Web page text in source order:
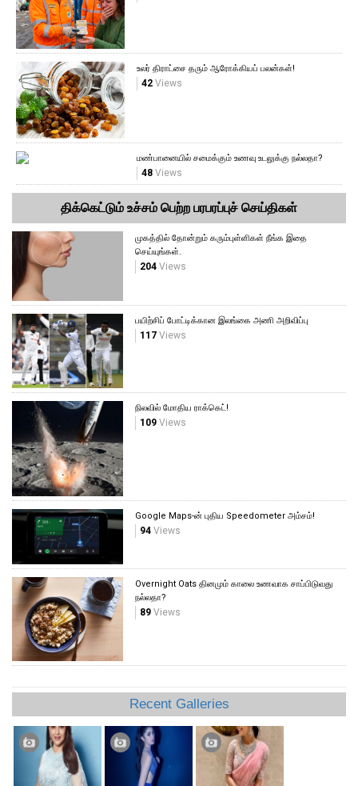
உலர் திராட்சை தரும் ஆரோக்கியப் பலன்கள்!
42Views
மண்பானையில் சமைக்கும் உணவு உடலுக்கு நல்லதா?
48Views
திக்கெட்டும் உச்சம் பெற்ற பரபரப்புச் செய்திகள்
முகத்தில் தோன்றும் கரும்புள்ளிகள் நீங்க இதை
செய்யுங்கள்.
204 Views
பயிற்சிப் போட்டிக்கான இலங்கை அணி அறிவிப்பு
117 Views
நிலவில் மோதிய ராக்கெட்!
109 Views
Google Maps-ன் புதிய Speedometer அம்சம்!
94 Views
Overnight Oats தினமும் காலை உணவாக சாப்பிடுவது
நல்லதா?
89 Views
Recent Galleries